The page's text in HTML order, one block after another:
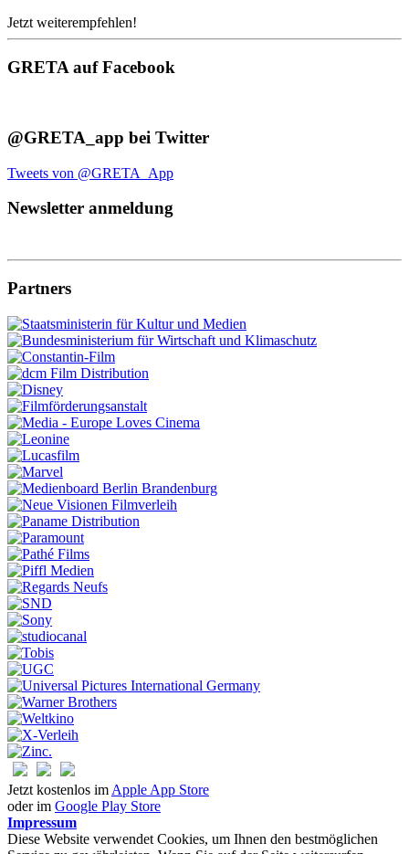
Jetzt weiterempfehlen!
GRETA auf Facebook
@GRETA_app bei Twitter
Tweets von @GRETA_App
Newsletter anmeldung
Partners
Jetzt kostenlos im Apple App Store
oder im Google Play Store
Impressum
Diese Website verwendet Cookies, um Ihnen den bestmöglichen